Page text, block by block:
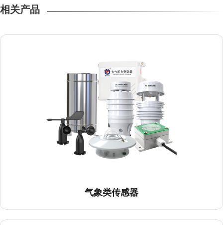
相关产品
气象类传感器